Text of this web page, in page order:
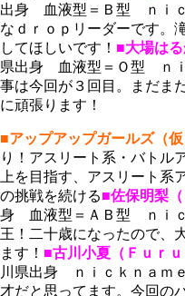
出身 血液型＝Ｂ型 ｎｉｃ
なｄｒｏｐリーダーです。
してほしいです！ ■大場は
県出身 血液型＝Ｏ型 ｎｉ
事は今回が３回目。まだま
に頑張ります！
■アップアップガールズ（仮
り！アスリート系・バトル
上を目指す、アスリート系
の挑戦を続ける■佐保明梨
身 血液型＝ＡＢ型 ｎｉｃ
王！二十歳になったので、
ます！ ■古川小夏（Ｆｕｒ
川県出身 ｎｉｃｋｎａｍ
才だと思ってます。今回の